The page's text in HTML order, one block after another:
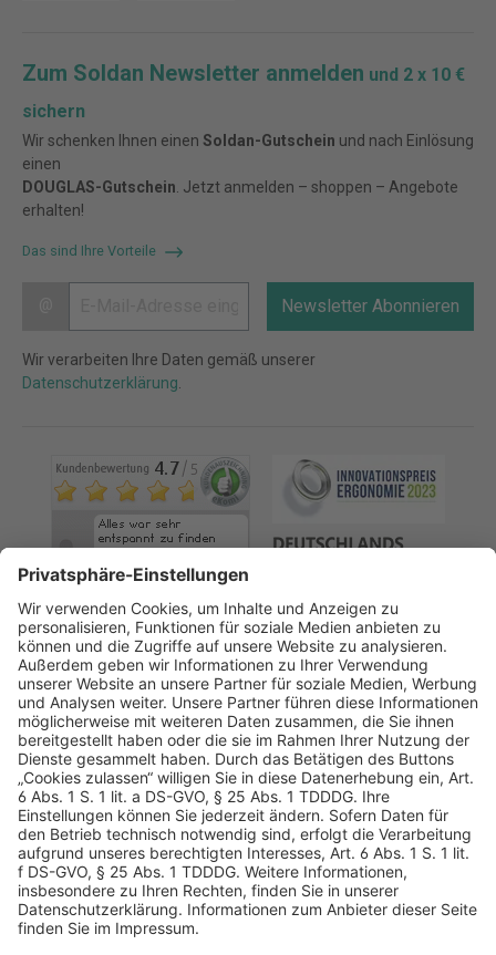
Zum Soldan Newsletter anmelden und 2 x 10 €
sichern
Wir schenken Ihnen einen Soldan-Gutschein und nach Einlösung
einen
DOUGLAS-Gutschein . Jetzt anmelden – shoppen – Angebote
erhalten!
Das sind Ihre Vorteile
Newsletter Abonnieren
Wir verarbeiten Ihre Daten gemäß unserer
Datenschutzerklärung
AGB Datenschutz
Impressum
Sicherheitshinweis
Compliance